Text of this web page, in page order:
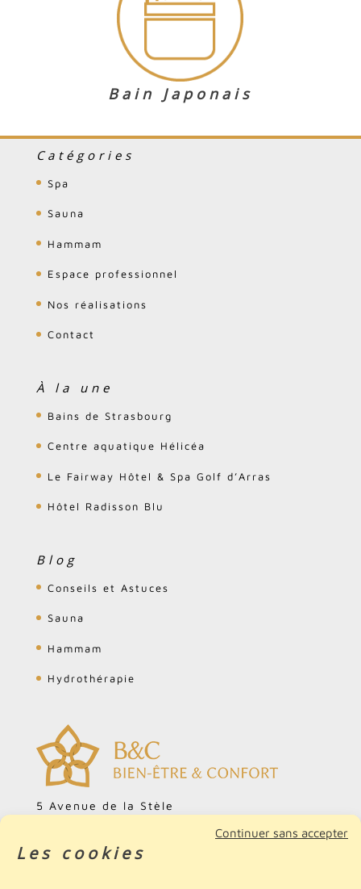
Les cookies
Continuer sans accepter
Bain Japonais
Catégories
Spa
Sauna
Hammam
Espace professionnel
Nos réalisations
Contact
À la une
Bains de Strasbourg
Centre aquatique Hélicéa
Le Fairway Hôtel & Spa Golf d’Arras
Hôtel Radisson Blu
Blog
Conseils et Astuces
Sauna
Hammam
Hydrothérapie
5 Avenue de la Stèle
14740 Bretteville-l'Orgueilleuse